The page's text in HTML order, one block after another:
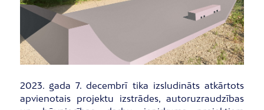
2023. gada 7. decembrī tika izsludināts atkārtots
apvienotais projektu izstrādes, autoruzraudzības